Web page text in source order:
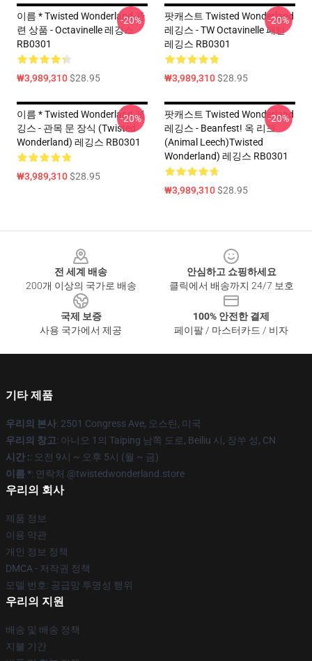
이름 * Twisted Wonderland 관
련 상품 - Octavinelle 레깅스
RB0301
₩3,989,310$28.95
-20%
팟캐스트 Twisted Wonderland
레깅스 - TW Octavinelle 패턴
레깅스 RB0301
₩3,989,310$28.95
-20%
이름 * Twisted Wonderland 레
깅스 - 관목 문 장식 (Twisted
Wonderland) 레깅스 RB0301
₩3,989,310$28.95
-20%
팟캐스트 Twisted Wonderland
레깅스 - Beanfest! 옥 리크
(Animal Leech)Twisted
Wonderland) 레깅스 RB0301
₩3,989,310$28.95
-20%
전 세계 배송
200개 이상의 국가로 배송
안심하고 쇼핑하세요
클릭에서 배송까지 24/7 보호
국제 보증
사용 국가에서 제공
100% 안전한 결제
페이팔 / 마스터카드 / 비자
기타 제품
우리의 본사: 2501 Congress Ave, 오스틴, 미국
우리의 창고: 아니오 1의 Taiping 남쪽 도로, Beiliu 시, 장쑤 성, CN
시간 :: 오전 9시 ~ 오후 5시 (월 ~ 금)
이름 *: 연락처 @twistedwonderland.store
우리의 회사
제품 정보
이용 약관
개인 정보 정책
DMCA - 저작권 정책
모델 번호: 공급망 투명성 행위
우리의 지원
배송 및 배송 정책
지불 기간